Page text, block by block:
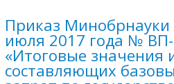
Приказ Минобрнауки
июля 2017 года №
«Итоговые значения
составляющих